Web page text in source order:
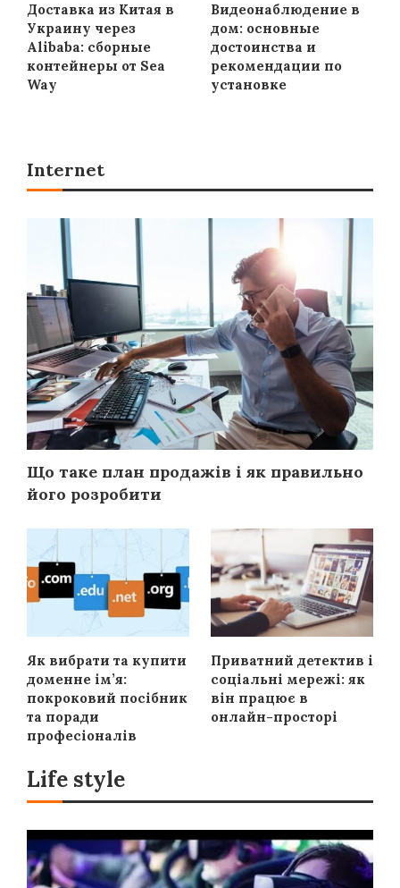
Доставка из Китая в
Украину через
Alibaba: сборные
контейнеры от Sea
Way
Видеонаблюдение в
дом: основные
достоинства и
рекомендации по
установке
Internet
Що таке план продажів і як правильно
його розробити
Як вибрати та купити
доменне ім’я:
покроковий посібник
та поради
професіоналів
Приватний детектив і
соціальні мережі: як
він працює в
онлайн-просторі
Life style